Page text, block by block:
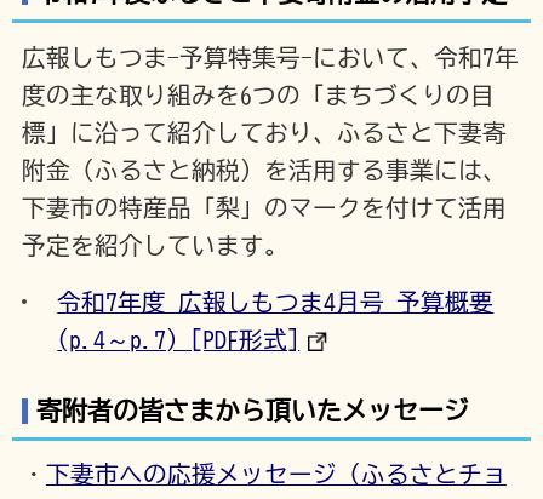
広報しもつま-予算特集号-において、令和7年
度の主な取り組みを6つの「まちづくりの目
標」に沿って紹介しており、ふるさと下妻寄
附金（ふるさと納税）を活用する事業には、
下妻市の特産品「梨」のマークを付けて活用
予定を紹介しています。
令和7年度 広報しもつま4月号 予算概要
(p.4～p.7) [PDF形式]
寄附者の皆さまから頂いたメッセージ
・
下妻市への応援メッセージ（ふるさとチョ